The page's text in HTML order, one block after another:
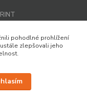
pohodlné prohlížení
zlepšovali jeho